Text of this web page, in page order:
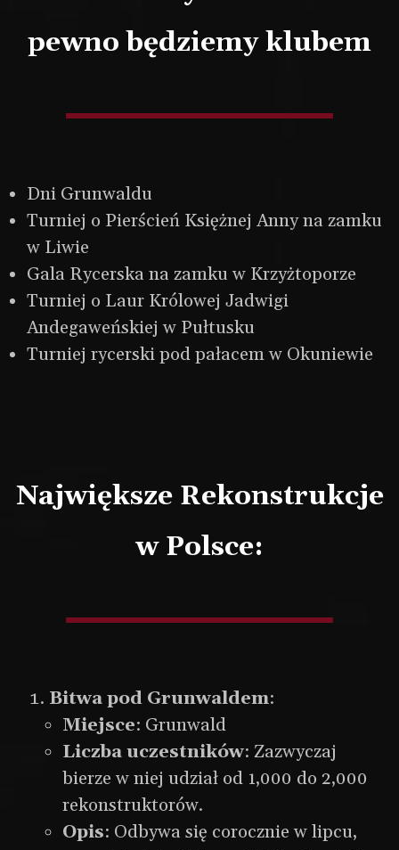
pewno będziemy klubem
Dni Grunwaldu
Turniej o Pierścień Księżnej Anny na zamku
w Liwie
Gala Rycerska na zamku w Krzyżtoporze
Turniej o Laur Królowej Jadwigi
Andegaweńskiej w Pułtusku
Turniej rycerski pod pałacem w Okuniewie
Największe Rekonstrukcje
w Polsce:
Bitwa pod Grunwaldem:
Miejsce: Grunwald
Liczba uczestników: Zazwyczaj
bierze w niej udział od 1,000 do 2,000
rekonstruktorów.
Opis: Odbywa się corocznie w lipcu,